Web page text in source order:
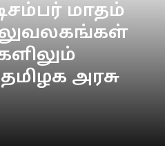
மாதம்
அரசு